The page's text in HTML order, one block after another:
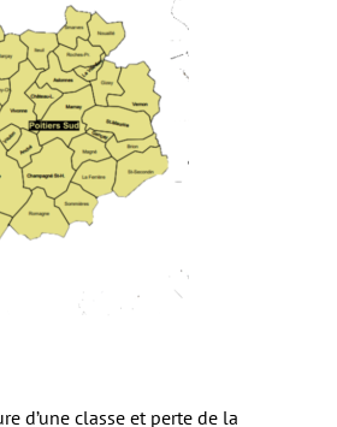
d’une classe et perte de la